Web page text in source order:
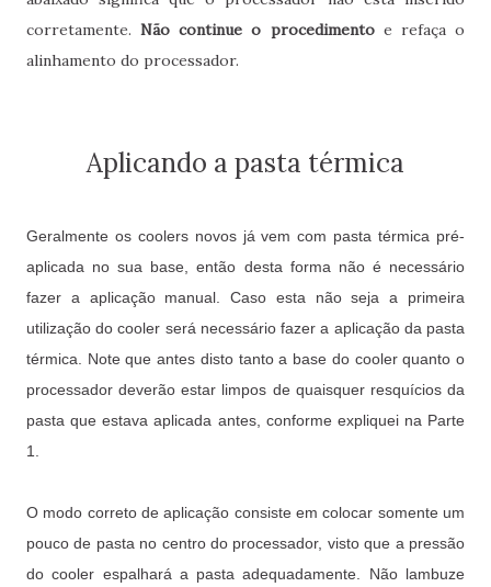
corretamente.Não continue o procedimentoe refaça o
alinhamento do processador.
Aplicando a pasta térmica
Geralmente os coolers novos já vem com pasta térmica pré-
aplicada no sua base, então desta forma não é necessário
fazer a aplicação manual. Caso esta não seja a primeira
utilização do cooler será necessário fazer a aplicação da pasta
térmica. Note que antes disto tanto a base do cooler quanto o
processador deverão estar limpos de quaisquer resquícios da
pasta que estava aplicada antes, conforme expliquei na Parte
1.
O modo correto de aplicação consiste em colocar somente um
pouco de pasta no centro do processador, visto que a pressão
do cooler espalhará a pasta adequadamente. Não lambuze